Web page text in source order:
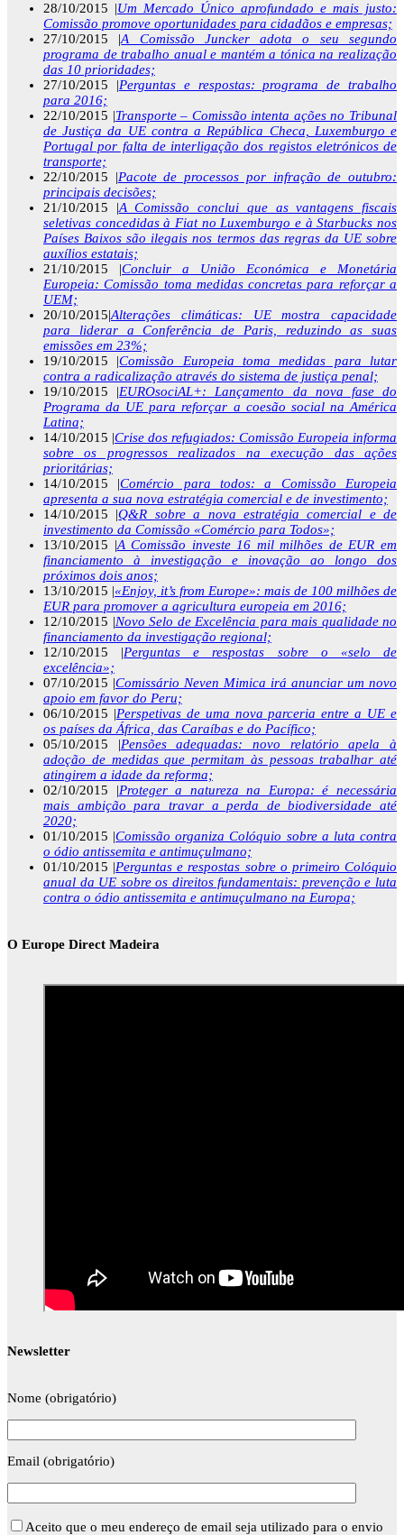
28/10/2015 |Um Mercado Único aprofundado e mais justo:
Comissão promove oportunidades para cidadãos e empresas;
27/10/2015 |A Comissão Juncker adota o seu segundo
programa de trabalho anual e mantém a tónica na realização
das 10 prioridades;
27/10/2015 |Perguntas e respostas: programa de trabalho
para 2016;
22/10/2015 |Transporte – Comissão intenta ações no Tribunal
de Justiça da UE contra a República Checa, Luxemburgo e
Portugal por falta de interligação dos registos eletrónicos de
transporte;
22/10/2015 |Pacote de processos por infração de outubro:
principais decisões;
21/10/2015 |A Comissão conclui que as vantagens fiscais
seletivas concedidas à Fiat no Luxemburgo e à Starbucks nos
Países Baixos são ilegais nos termos das regras da UE sobre
auxílios estatais;
21/10/2015 |Concluir a União Económica e Monetária
Europeia: Comissão toma medidas concretas para reforçar a
UEM;
20/10/2015|Alterações climáticas: UE mostra capacidade
para liderar a Conferência de Paris, reduzindo as suas
emissões em 23%;
19/10/2015 |Comissão Europeia toma medidas para lutar
contra a radicalização através do sistema de justiça penal;
19/10/2015 |EUROsociAL+: Lançamento da nova fase do
Programa da UE para reforçar a coesão social na América
Latina;
14/10/2015 |Crise dos refugiados: Comissão Europeia informa
sobre os progressos realizados na execução das ações
prioritárias;
14/10/2015 |Comércio para todos: a Comissão Europeia
apresenta a sua nova estratégia comercial e de investimento;
14/10/2015 |Q&R sobre a nova estratégia comercial e de
investimento da Comissão «Comércio para Todos»;
13/10/2015 |A Comissão investe 16 mil milhões de EUR em
financiamento à investigação e inovação ao longo dos
próximos dois anos;
13/10/2015 |«Enjoy, it’s from Europe»: mais de 100 milhões de
EUR para promover a agricultura europeia em 2016;
12/10/2015 |Novo Selo de Excelência para mais qualidade no
financiamento da investigação regional;
12/10/2015 |Perguntas e respostas sobre o «selo de
excelência»;
07/10/2015 |Comissário Neven Mimica irá anunciar um novo
apoio em favor do Peru;
06/10/2015 |Perspetivas de uma nova parceria entre a UE e
os países da África, das Caraíbas e do Pacífico;
05/10/2015 |Pensões adequadas: novo relatório apela à
adoção de medidas que permitam às pessoas trabalhar até
atingirem a idade da reforma;
02/10/2015 |Proteger a natureza na Europa: é necessária
mais ambição para travar a perda de biodiversidade até
2020;
01/10/2015 |Comissão organiza Colóquio sobre a luta contra
o ódio antissemita e antimuçulmano;
01/10/2015 |Perguntas e respostas sobre o primeiro Colóquio
anual da UE sobre os direitos fundamentais: prevenção e luta
contra o ódio antissemita e antimuçulmano na Europa;
O Europe Direct Madeira
Newsletter
Nome (obrigatório)
Email (obrigatório)
Aceito que o meu endereço de email seja utilizado para o envio